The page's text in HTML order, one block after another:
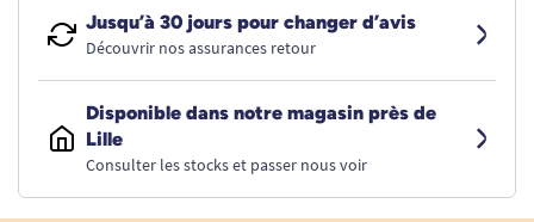
Jusqu’à 30 jours pour changer d’avis
Découvrir nos assurances retour
Disponible dans notre magasin près de
Lille
Consulter les stocks et passer nous voir